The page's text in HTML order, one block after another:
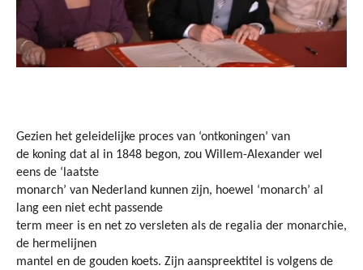
Gezien het geleidelijke proces van ‘ontkoningen’ van
de koning dat al in 1848 begon, zou Willem-Alexander wel
eens de ‘laatste
monarch’ van Nederland kunnen zijn, hoewel ‘monarch’ al
lang een niet echt passende
term meer is en net zo versleten als de regalia der monarchie,
de hermelijnen
mantel en de gouden koets. Zijn aanspreektitel is volgens de